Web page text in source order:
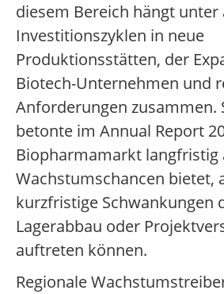
diesem Bereich hängt
Investitionszyklen in neue
Produktionsstätten, der
Biotech-Unternehmen und
Anforderungen zusammen.
betonte im Annual Report
Biopharmamarkt
Wachstumschancen bietet,
kurzfristige Schwankungen
Lagerabbau oder
auftreten können.
Regionale